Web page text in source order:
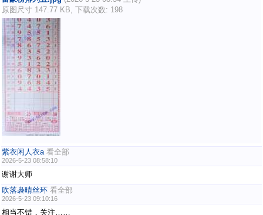
原图尺寸 147.77 KB, 下载次数: 198
紫衣闲人衣a 看全部
2026-5-23 08:58:10
谢谢大师
吹落袅晴丝环 看全部
2026-5-23 09:10:16
相当不错，关注……